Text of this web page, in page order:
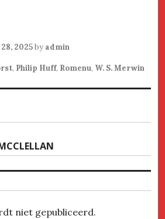
2025by admin
, Philip Huff, Romenu, W. S. Merwin
niet gepubliceerd.